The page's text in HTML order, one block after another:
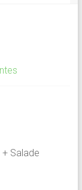
Salade